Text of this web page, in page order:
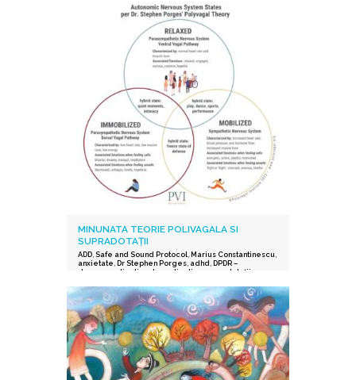
MINUNATA TEORIE POLIVAGALA SI
SUPRADOTAȚII
ADD, Safe and Sound Protocol Marius Constantinescu
anxietate Dr Stephen Porges, adhd DPDR –
depersonalization derealization
supradotații.
supraexcitabilitate supradotati,Protocolul Safe and
Sound
,procesarea senzorială și auditorie
supradotati,Editura Herald,teoria polivagala,
Vindecare in ritmul tau,TSA